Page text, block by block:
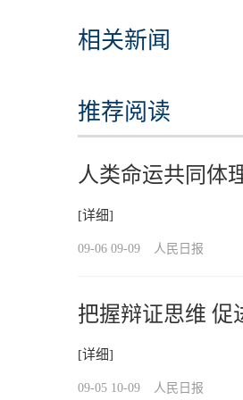
相关新闻
推荐阅读
人类命运共同体
[详细]
09-06 09-09 人民日报
把握辩证思维 促
[详细]
09-05 10-09 人民日报